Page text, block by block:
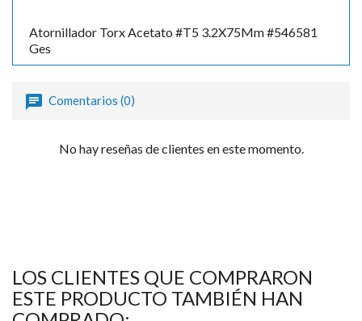
Atornillador Torx Acetato #T5 3.2X75Mm #546581
Ges
Comentarios (0)
No hay reseñas de clientes en este momento.
LOS CLIENTES QUE COMPRARON
ESTE PRODUCTO TAMBIÉN HAN